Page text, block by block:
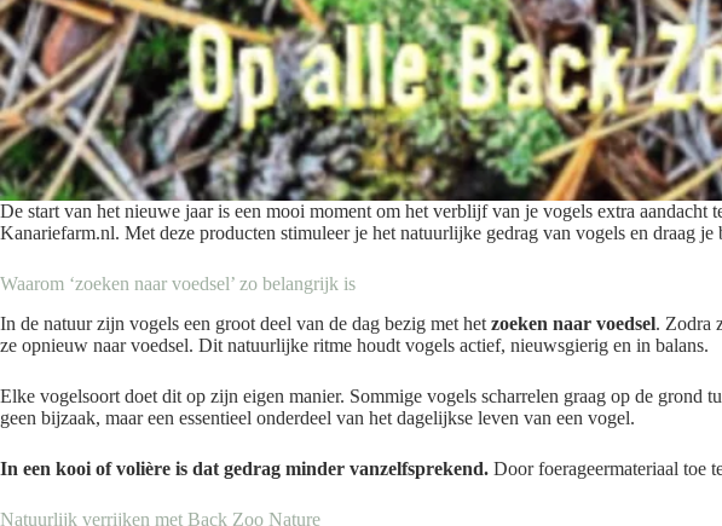
De start van het nieuwe jaar is een mooi moment om het verblijf van je vogels extra aandacht
Kanariefarm.nl. Met deze producten stimuleer je het natuurlijke gedrag van vogels en draag
Waarom ‘zoeken naar voedsel’ zo belangrijk is
In de natuur zijn vogels een groot deel van de dag bezig met het zoeken naar voedsel. Zodra
ze opnieuw naar voedsel. Dit natuurlijke ritme houdt vogels actief, nieuwsgierig en in balans.
Elke vogelsoort doet dit op zijn eigen manier. Sommige vogels scharrelen graag op de grond
geen bijzaak, maar een essentieel onderdeel van het dagelijkse leven van een vogel.
In een kooi of volière is dat gedrag minder vanzelfsprekend. Door foerageermateriaal toe
Natuurlijk verrijken met Back Zoo Nature